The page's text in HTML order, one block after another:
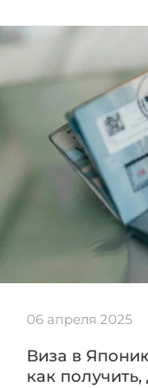
06 апреля 2025
Виза в
как